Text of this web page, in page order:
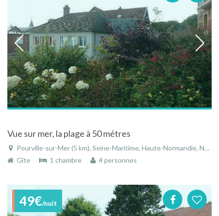
Vue sur mer, la plage à 50 métres
Pourville-sur-Mer (5 km), Seine-Maritime, Haute-Normandie, Normandie, France
Gîte
1 chambre 4 personnes
49€/nuit